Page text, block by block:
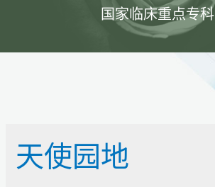
国家临床重点专科
天使园地